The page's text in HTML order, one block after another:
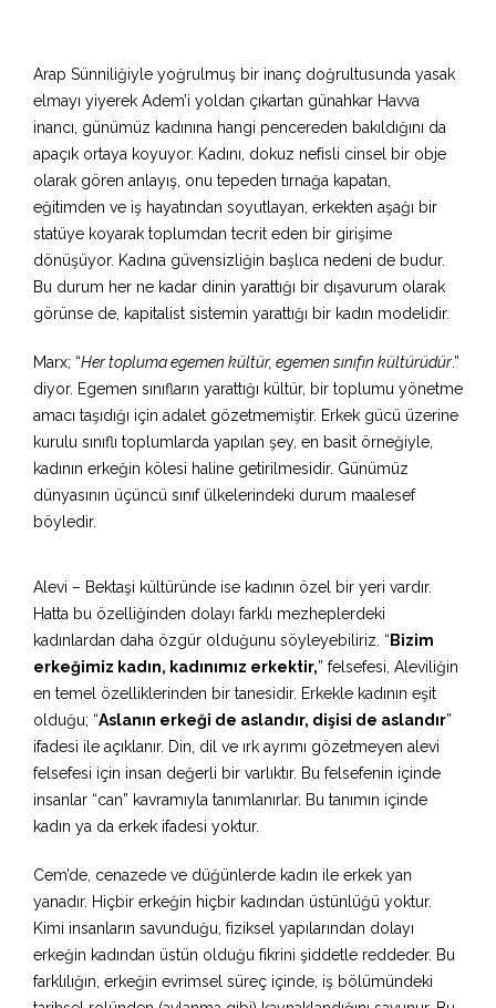
Arap Sünniliğiyle yoğrulmuş bir inanç doğrultusunda yasak
elmayı yiyerek Adem’i yoldan çıkartan günahkar Havva
inancı, günümüz kadınına hangi pencereden bakıldığını da
apaçık ortaya koyuyor. Kadını, dokuz nefisli cinsel bir obje
olarak gören anlayış, onu tepeden tırnağa kapatan,
eğitimden ve iş hayatından soyutlayan, erkekten aşağı bir
statüye koyarak toplumdan tecrit eden bir girişime
dönüşüyor. Kadına güvensizliğin başlıca nedeni de budur.
Bu durum her ne kadar dinin yarattığı bir dışavurum olarak
görünse de, kapitalist sistemin yarattığı bir kadın modelidir.
Marx; “Her topluma egemen kültür, egemen sınıfın kültürüdür.”
diyor. Egemen sınıfların yarattığı kültür, bir toplumu yönetme
amacı taşıdığı için adalet gözetmemiştir. Erkek gücü üzerine
kurulu sınıflı toplumlarda yapılan şey, en basit örneğiyle,
kadının erkeğin kölesi haline getirilmesidir. Günümüz
dünyasının üçüncü sınıf ülkelerindeki durum maalesef
böyledir.
Alevi – Bektaşi kültüründe ise kadının özel bir yeri vardır.
Hatta bu özelliğinden dolayı farklı mezheplerdeki
kadınlardan daha özgür olduğunu söyleyebiliriz. “ Bizim
erkeğimiz kadın, kadınımız erkektir,” felsefesi, Aleviliğin
en temel özelliklerinden bir tanesidir. Erkekle kadının eşit
olduğu; “Aslanın erkeği de aslandır, dişisi de aslandır”
ifadesi ile açıklanır. Din, dil ve ırk ayrımı gözetmeyen alevi
felsefesi için insan değerli bir varlıktır. Bu felsefenin içinde
insanlar “can” kavramıyla tanımlanırlar. Bu tanımın içinde
kadın ya da erkek ifadesi yoktur.
Cem’de, cenazede ve düğünlerde kadın ile erkek yan
yanadır. Hiçbir erkeğin hiçbir kadından üstünlüğü yoktur.
Kimi insanların savunduğu, fiziksel yapılarından dolayı
erkeğin kadından üstün olduğu fikrini şiddetle reddeder. Bu
farklılığın, erkeğin evrimsel süreç içinde, iş bölümündeki